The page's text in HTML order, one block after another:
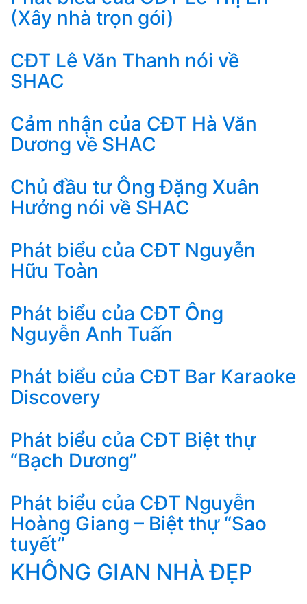
(Xây nhà trọn gói)
CĐT Lê Văn Thanh nói về
SHAC
Cảm nhận của CĐT Hà Văn
Dương về SHAC
Chủ đầu tư Ông Đặng Xuân
Hưởng nói về SHAC
Phát biểu của CĐT Nguyễn
Hữu Toàn
Phát biểu của CĐT Ông
Nguyễn Anh Tuấn
Phát biểu của CĐT Bar Karaoke
Discovery
Phát biểu của CĐT Biệt thự
“Bạch Dương”
Phát biểu của CĐT Nguyễn
Hoàng Giang – Biệt thự “Sao
tuyết”
KHÔNG GIAN NHÀ ĐẸP